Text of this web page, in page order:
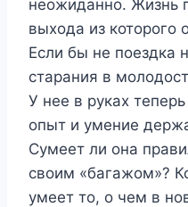
неожиданно. Жизнь
выхода из которого
Если бы не поездка
старания в
У нее в руках
опыт и умение
Сумеет ли она
своим «багажом»?
умеет то, о чем в